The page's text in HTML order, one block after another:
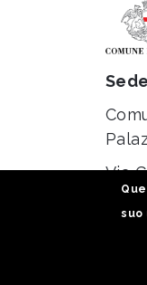
Via
suo